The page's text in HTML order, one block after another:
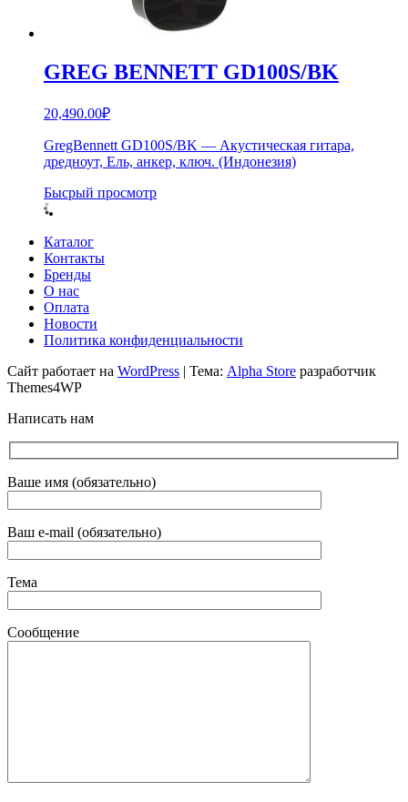
GREG BENNETT GD100S/BK
20,490.00₽
GregBennett GD100S/BK — Акустическая гитара,
дредноут, Ель, анкер, ключ. (Индонезия)
Бысрый просмотр
Каталог
Контакты
Бренды
О нас
Оплата
Новости
Политика конфиденциальности
Сайт работает на WordPress | Тема: Alpha Store разработчик
Themes4WP
Написать нам
Ваше имя (обязательно)
Ваш e-mail (обязательно)
Тема
Сообщение